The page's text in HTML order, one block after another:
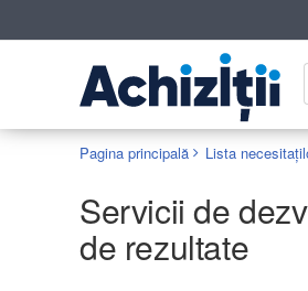
Pagina principală Lista
Servicii de
de rezultate